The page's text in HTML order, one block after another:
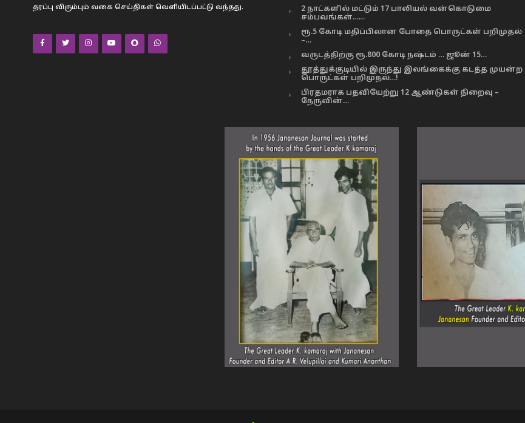
தரப்பு விரும்பும் வகை செய்திகள் வெளியிடப்பட்டு வந்தது.
2 நாட்களில் மட்டும் 17 பாலியல் வன்கொடுமை
சம்பவங்கள்……
ரூ.5 கோடி மதிப்பிலான போதை பொருட்கள் பறிமுதல்
–…
வருடத்திற்கு ரூ.800 கோடி நஷ்டம் … ஜூன் 15…
தூத்துக்குடியில் இருந்து இலங்கைக்கு கடத்த முயன்ற
பொருட்கள் பறிமுதல்…!
பிரதமராக பதவியேற்று 12 ஆண்டுகள் நிறைவு –
நேருவின்…